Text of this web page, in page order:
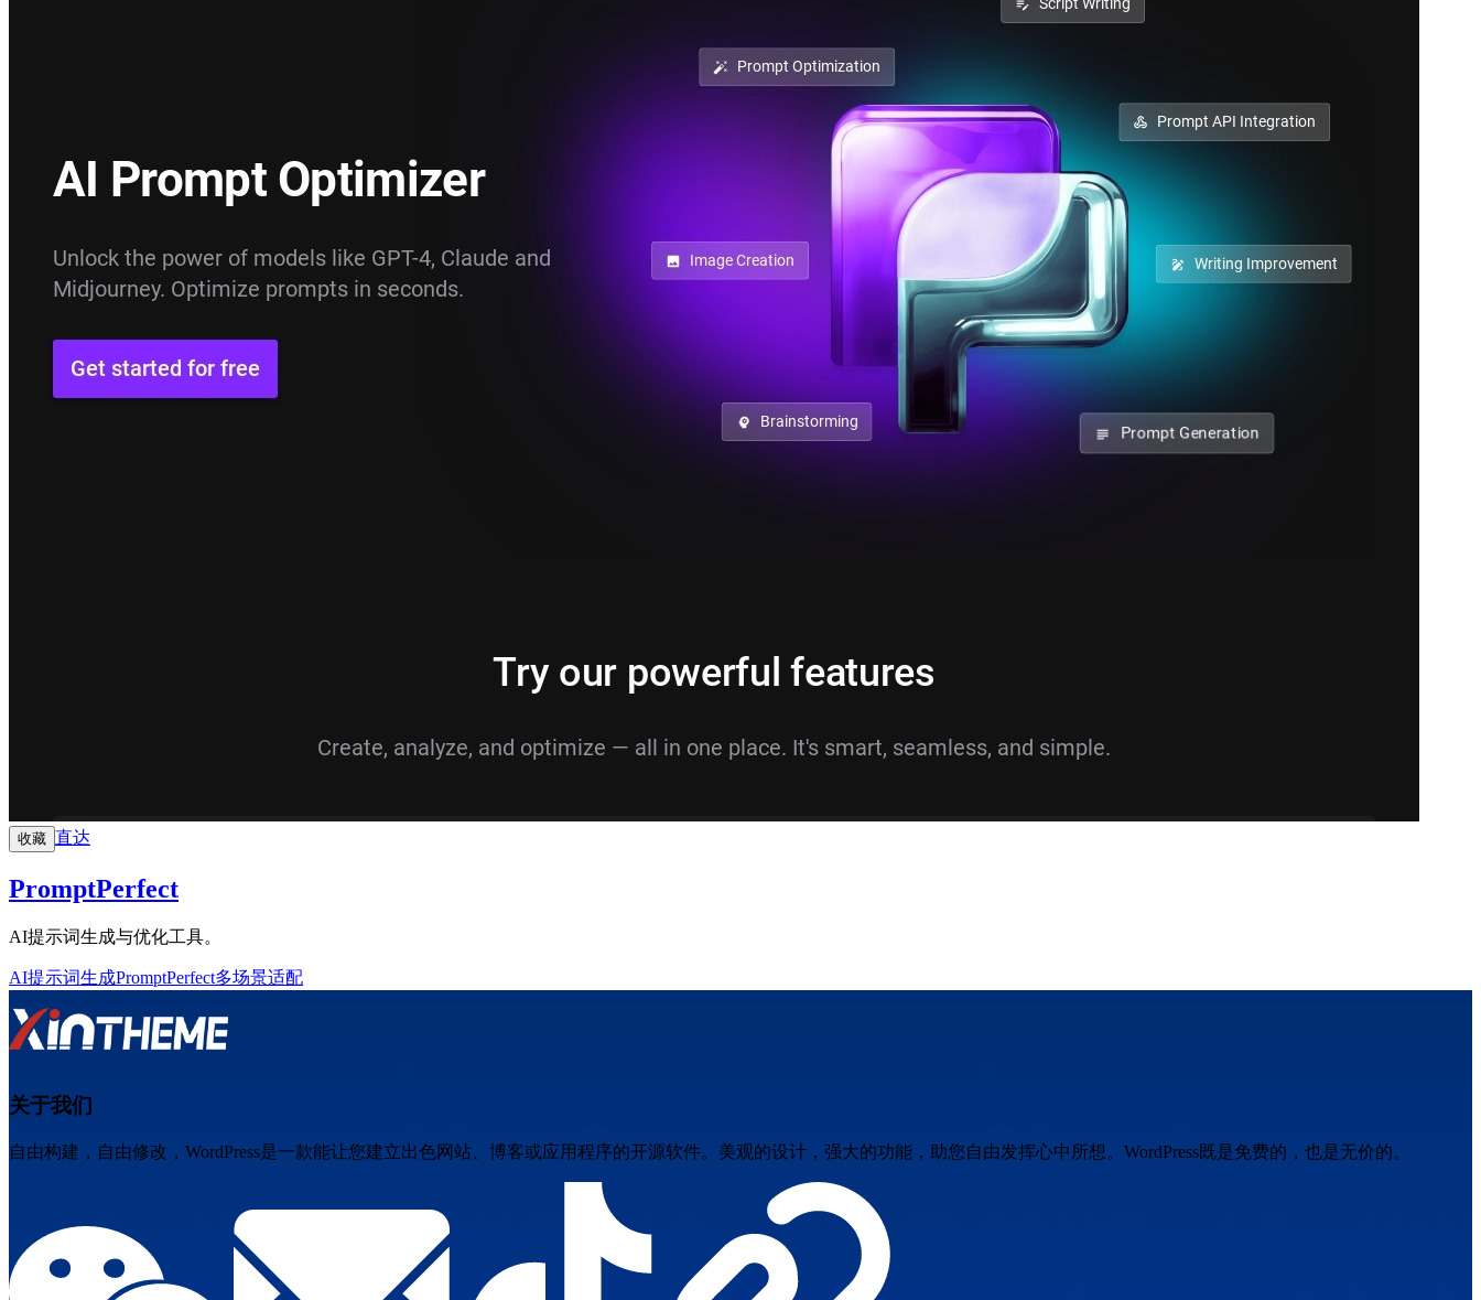
收藏 直达
PromptPerfect
AI提示词生成与优化工具。
AI提示词生成PromptPerfect多场景适配
关于我们
自由构建，自由修改，WordPress是一款能让您建立出色网站、博客或应用程序的开源软件。美观的设计，强大的功能，助您自由发挥心中所想。WordPress既是免费的，也是无价的。